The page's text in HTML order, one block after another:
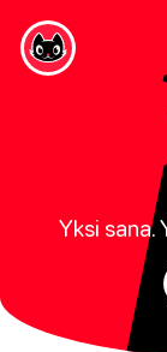
Yksi sana.